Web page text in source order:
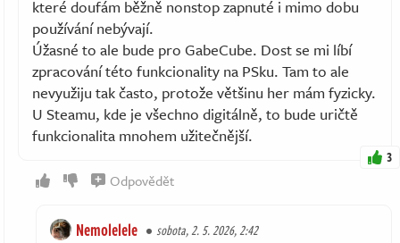
které doufám běžně nonstop zapnuté i mimo dobu
používání nebývají.
Úžasné to ale bude pro GabeCube. Dost se mi líbí
zpracování této funkcionality na PSku. Tam to ale
nevyužiju tak často, protože většinu her mám fyzicky.
U Steamu, kde je všechno digitálně, to bude uričtě
funkcionalita mnohem užitečnější.
3
Odpovědět
Nemolelele sobota, 2. 5. 2026, 2:42